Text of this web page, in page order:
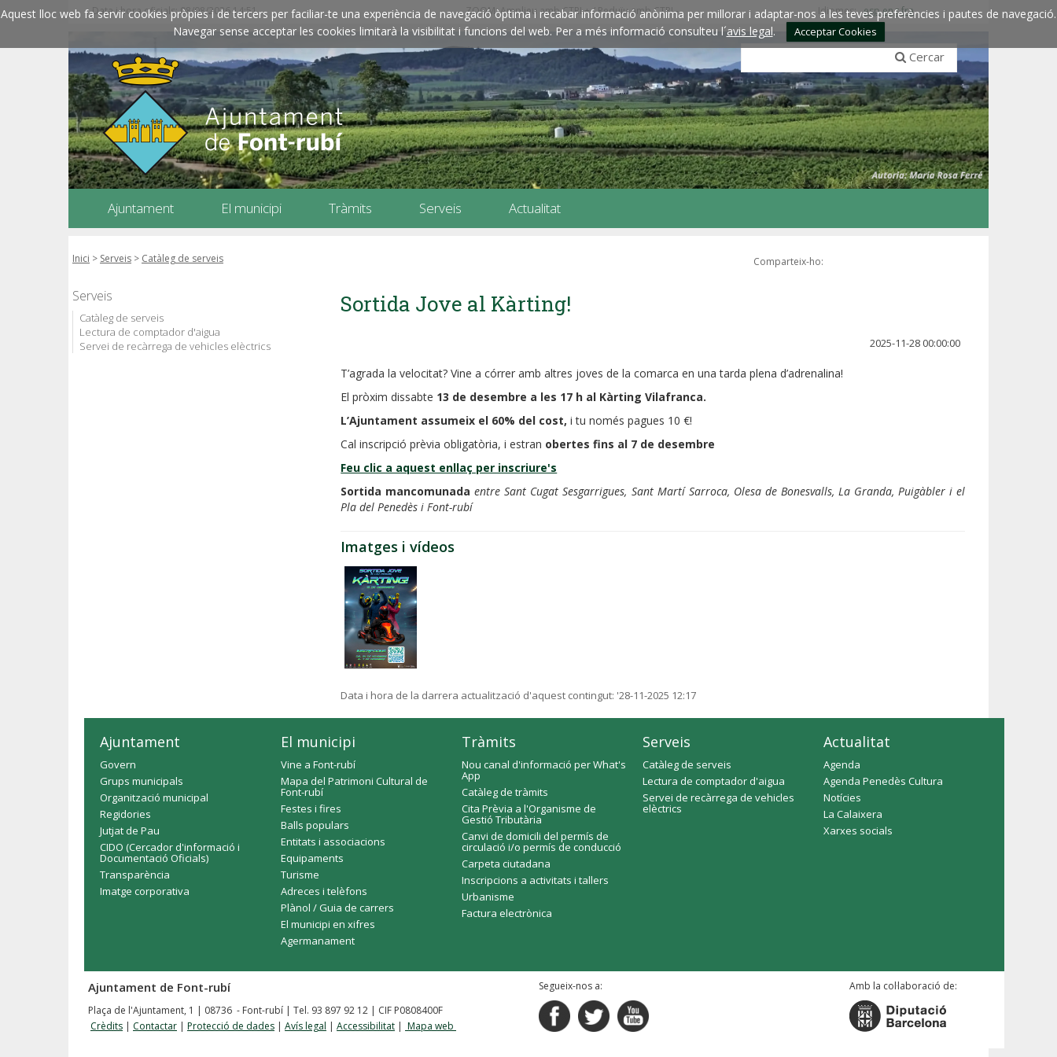
Aquest lloc web fa servir cookies pròpies i de tercers per faciliar-te una experiència de navegació òptima i recabar informació anònima per millorar i adaptar-nos a les teves preferències i pautes de navegació.
Navegar sense acceptar les cookies limitarà la visibilitat i funcions del web. Per a més informació consulteu l´avis legal. Acceptar Cookies
Data i hora oficials: 08/08/2026 14:51 ZOOM: Amplieu amb CTRL+ / Reduïu amb CTRL- Idiomes:esp engfra
Cercar
Ajuntament El municipi Tràmits Serveis Actualitat
Inici > Serveis > Catàleg de serveis Comparteix-ho:
Serveis
Catàleg de serveis
Lectura de comptador d'aigua
Servei de recàrrega de vehicles elèctrics
Sortida Jove al Kàrting!
2025-11-28 00:00:00
T’agrada la velocitat? Vine a córrer amb altres joves de la comarca en una tarda plena d’adrenalina!
El pròxim dissabte 13 de desembre a les 17 h al Kàrting Vilafranca.
L’Ajuntament assumeix el 60% del cost,i tu només pagues 10 €!
Cal inscripció prèvia obligatòria, i estran obertes fins al 7 de desembre
Feu clic a aquest enllaç per inscriure's
Sortida mancomunada entre Sant Cugat Sesgarrigues, Sant Martí Sarroca, Olesa de Bonesvalls, La Granda, Puigàbler i el
Pla del Penedès i Font-rubí
Imatges i vídeos
Data i hora de la darrera actualització d'aquest contingut: '28-11-2025 12:17
Ajuntament
Govern
Grups municipals
Organització municipal
Regidories
Jutjat de Pau
CIDO (Cercador d'informació i
Documentació Oficials)
Transparència
Imatge corporativa
El municipi
Vine a Font-rubí
Mapa del Patrimoni Cultural de
Font-rubí
Festes i fires
Balls populars
Entitats i associacions
Equipaments
Turisme
Adreces i telèfons
Plànol / Guia de carrers
El municipi en xifres
Agermanament
Tràmits
Nou canal d'informació per What's
App
Catàleg de tràmits
Cita Prèvia a l'Organisme de
Gestió Tributària
Canvi de domicili del permís de
circulació i/o permís de conducció
Carpeta ciutadana
Inscripcions a activitats i tallers
Urbanisme
Factura electrònica
Serveis
Catàleg de serveis
Lectura de comptador d'aigua
Servei de recàrrega de vehicles
elèctrics
Actualitat
Agenda
Agenda Penedès Cultura
Notícies
La Calaixera
Xarxes socials
Ajuntament de Font-rubí
Plaça de l'Ajuntament, 1 | 08736 - Font-rubí | Tel. 93 897 92 12 | CIF P0808400F
Crèdits | Contactar | Protecció de dades | Avís legal | Accessibilitat | Mapa web
Segueix-nos a: Amb la col·laboració de: